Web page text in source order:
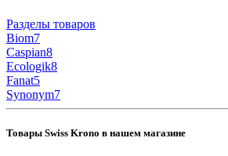
Разделы товаров
Biom7
Caspian8
Ecologik8
Fanat5
Synonym7
Товары Swiss Krono в нашем магазине